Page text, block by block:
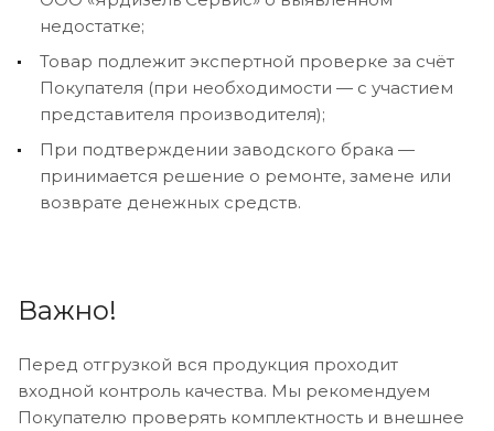
недостатке;
Товар подлежит экспертной проверке за счёт
Покупателя (при необходимости — с участием
представителя производителя);
При подтверждении заводского брака —
принимается решение о ремонте, замене или
возврате денежных средств.
Важно!
Перед отгрузкой вся продукция проходит
входной контроль качества. Мы рекомендуем
Покупателю проверять комплектность и внешнее